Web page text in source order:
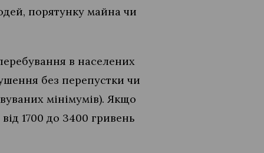
порятунку майна чи
в населених
без перепустки чи
мінімумів). Якщо
1700 до 3400 гривень